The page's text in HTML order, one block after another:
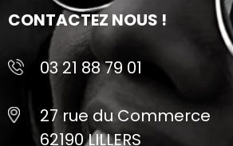
CONTACTEZ NOUS !
03 21 88 79 01
27 rue du Commerce
62190 LILLERS